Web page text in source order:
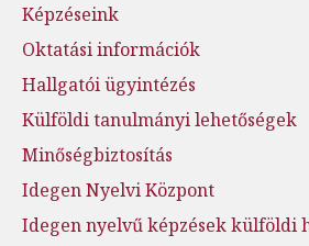
Képzéseink
Oktatási információk
Hallgatói ügyintézés
Külföldi tanulmányi lehetőségek
Minőségbiztosítás
Idegen Nyelvi Központ
Idegen nyelvű képzések külföldi